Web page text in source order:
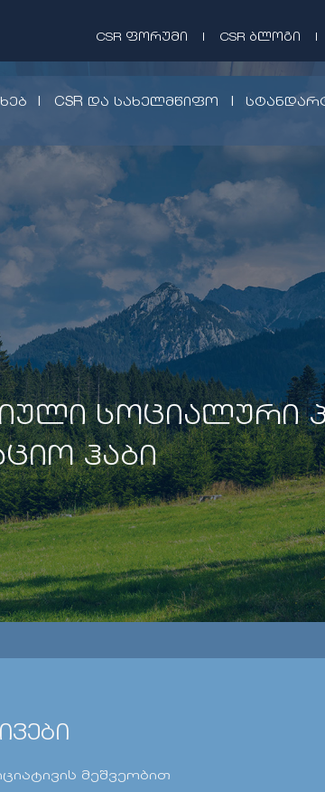
CSR ᲤᲝᲠᲣᲛᲘ CSR ᲑᲚᲝᲒᲘ
| CSR ᲓᲐ ᲡᲐᲮᲔᲚᲛᲬᲘᲤᲝ |
ᲡᲝᲪᲘᲐᲚᲣᲠᲘ
ᲰᲐᲑᲘ
მეშვეობით